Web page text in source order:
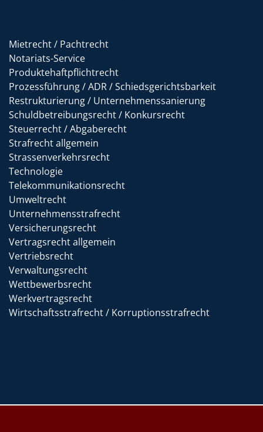
Mietrecht / Pachtrecht
Notariats-Service
Produktehaftpflichtrecht
Prozessführung / ADR / Schiedsgerichtsbarkeit
Restrukturierung / Unternehmenssanierung
Schuldbetreibungsrecht / Konkursrecht
Steuerrecht / Abgaberecht
Strafrecht allgemein
Strassenverkehrsrecht
Technologie
Telekommunikationsrecht
Umweltrecht
Unternehmensstrafrecht
Versicherungsrecht
Vertragsrecht allgemein
Vertriebsrecht
Verwaltungsrecht
Wettbewerbsrecht
Werkvertragsrecht
Wirtschaftsstrafrecht / Korruptionsstrafrecht